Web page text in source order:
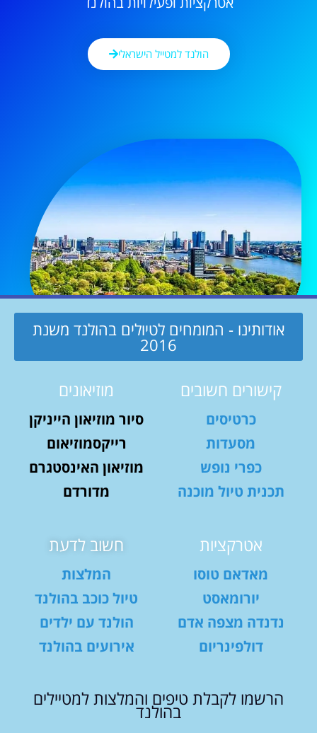
הולנד למטייל הישראלי
אודותינו - המומחים לטיולים בהולנד משנת
2016
קישורים חשובים
כרטיסים
מסעדות
כפרי נופש
תכנית טיול מוכנה
מוזיאונים
סיור מוזיאון הייניקן
רייקסמוזיאום
מוזיאון האינסטגרם
מדורדם
אטרקציות
מאדאם טוסו
יורומאסט
נדנדה מצפה אדם
דולפינריום
חשוב לדעת
המלצות
טיול כוכב בהולנד
הולנד עם ילדים
אירועים בהולנד
הרשמו לקבלת טיפים והמלצות למטיילים
בהולנד